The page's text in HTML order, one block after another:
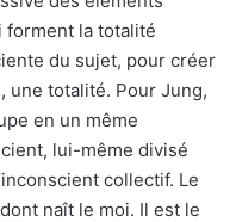
la totalité
du sujet, pour créer
une totalité. Pour Jung,
en un même
lui-même divisé
collectif. Le
naît le moi. Il est le